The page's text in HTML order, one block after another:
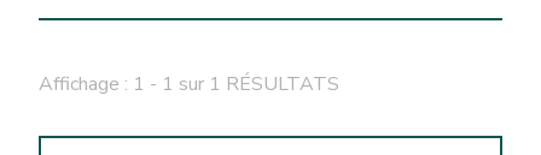
Affichage : 1 - 1 sur 1 RÉSULTATS